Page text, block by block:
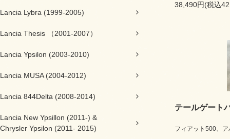
Lancia Lybra (1999-2005)
Lancia Thesis （2001-2007）
Lancia Ypsilon (2003-2010)
Lancia MUSA (2004-2012)
Lancia 844Delta (2008-2014)
Lancia New Ypsillon (2011-) &
Chrysler Ypsilon (2011- 2015)
38,490円(税込
テールゲート
フィアット500、